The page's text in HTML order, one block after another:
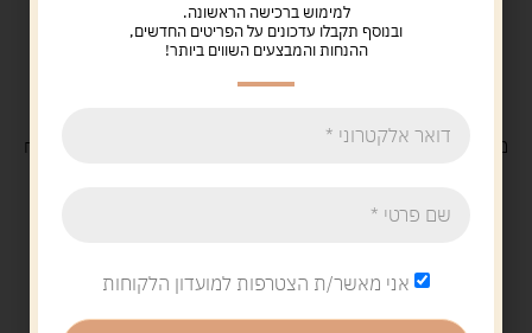
משלוח חינםבקנייה מעל 329 ש"ח
למימוש ברכישה הראשונה.
ובנוסף תקבלו עדכונים על הפריטים החדשים,
ההנחות והמבצעים השווים ביותר!
אני מאשר/ת הצטרפות למועדון הלקוחות